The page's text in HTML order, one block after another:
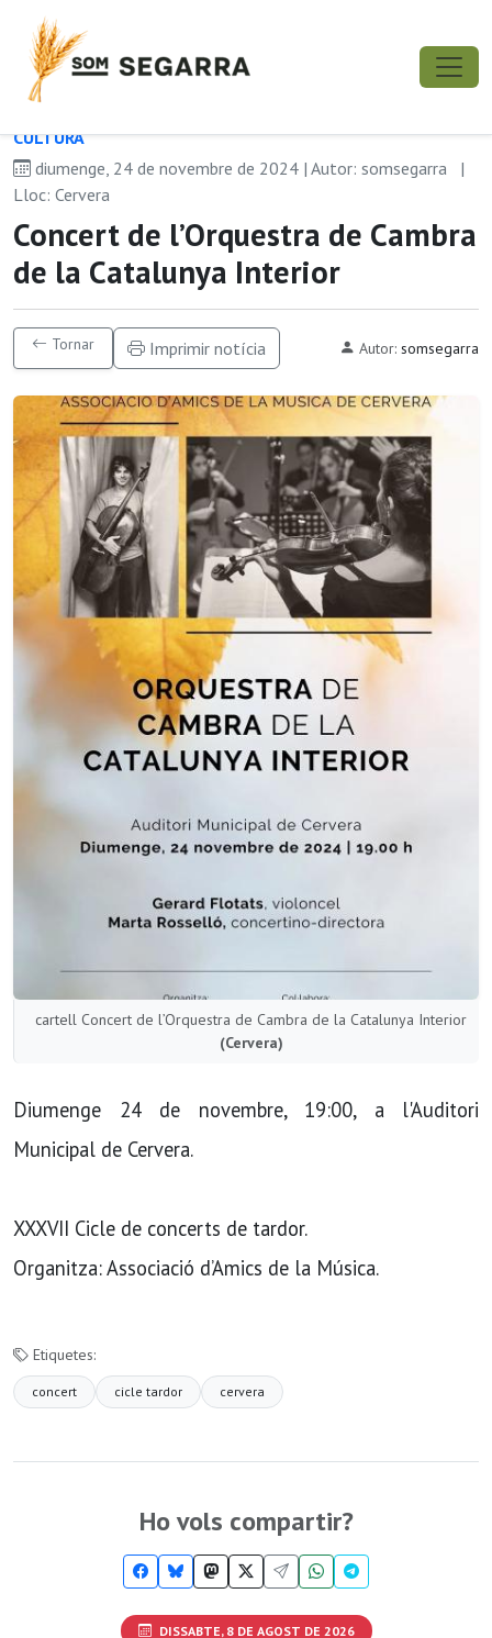
CULTURA
diumenge, 24 de novembre de 2024 | Autor: somsegarra
|
Lloc: Cervera
Concert de l’Orquestra de Cambra
de la Catalunya Interior
Tornar Imprimir notícia Autor: somsegarra
cartell Concert de l’Orquestra de Cambra de la Catalunya Interior
(Cervera)
Diumenge 24 de novembre, 19:00, a l'Auditori
Municipal de Cervera.
XXXVII Cicle de concerts de tardor.
Organitza: Associació d’Amics de la Música.
Etiquetes:
concert cicle tardor cervera
Ho vols compartir?
DISSABTE, 8 DE AGOST DE 2026